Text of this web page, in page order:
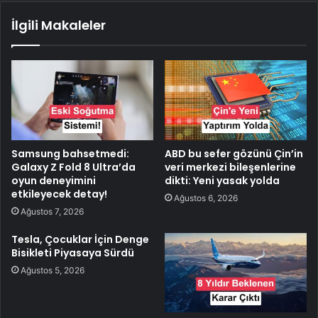
İlgili Makaleler
Samsung bahsetmedi:
Galaxy Z Fold 8 Ultra’da
oyun deneyimini
etkileyecek detay!
Ağustos 7, 2026
ABD bu sefer gözünü Çin’in
veri merkezi bileşenlerine
dikti: Yeni yasak yolda
Ağustos 6, 2026
Tesla, Çocuklar İçin Denge
Bisikleti Piyasaya Sürdü
Ağustos 5, 2026